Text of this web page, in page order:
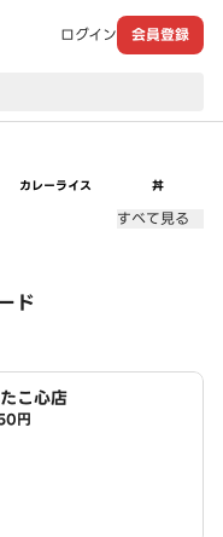
ログイン 会員登録
カレーライス 丼
すべて見る
ド
こ心店
円